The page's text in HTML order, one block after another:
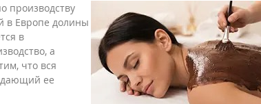
производству
в Европе долины
в
а
что вся
ее